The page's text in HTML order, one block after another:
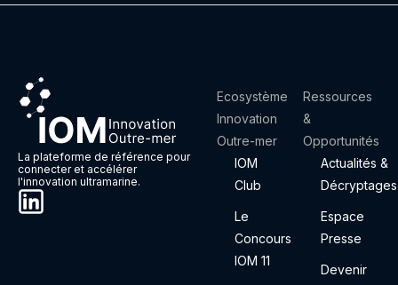
La plateforme de référence pour
connecter et accélérer
l'innovation ultramarine.
Ecosystème
Innovation
Outre-mer
IOM
Club
Le
Concours
IOM 11
Ressources
&
Opportunités
Actualités &
Décryptages
Espace
Presse
Devenir